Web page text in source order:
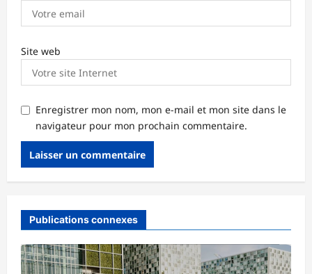
Site web
Enregistrer mon nom, mon e-mail et mon site dans le
navigateur pour mon prochain commentaire.
Publications connexes